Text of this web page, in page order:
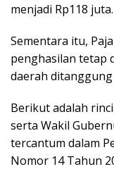
menjadi Rp118 juta.
Sementara itu,
penghasilan tetap
daerah
Berikut adalah
serta Wakil
tercantum dalam
Nomor 14 Tahun